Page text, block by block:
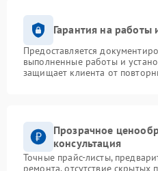
Гарантия на работы
Предоставляется
выполненные работы и
защищает клиента от
Прозрачное
консультация
Точные прайс-листы,
ремонта, отсутствие скрытых